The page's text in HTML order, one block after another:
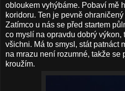
obloukem vyhýbáme. Pobaví mě
koridoru. Ten je pevně
Zatímco u nás se před startem
co myslí na opravdu dobrý
všichni. Má to smysl, stát patnáct
na mrazu není rozumné, takže se
kroužím.